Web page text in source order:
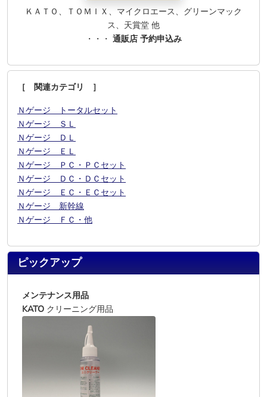
ＫＡＴＯ、ＴＯＭＩＸ、マイクロエース、グリーンマック
ス、天賞堂 他
・・・ 通販店 予約申込み
［ 関連カテゴリ ］
Ｎゲージ トータルセット
Ｎゲージ ＳＬ
Ｎゲージ ＤＬ
Ｎゲージ ＥＬ
Ｎゲージ ＰＣ・ＰＣセット
Ｎゲージ ＤＣ・ＤＣセット
Ｎゲージ ＥＣ・ＥＣセット
Ｎゲージ 新幹線
Ｎゲージ ＦＣ・他
ピックアップ
メンテナンス用品
KATO クリーニング用品